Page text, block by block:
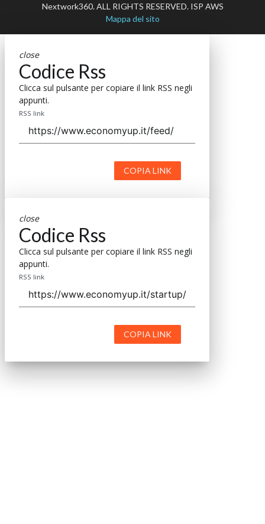
Nextwork360. ALL RIGHTS RESERVED. ISP AWS
Mappa del sito
close
Codice Rss
Clicca sul pulsante per copiare il link RSS negli
appunti.
RSS link
COPIA LINK
close
Codice Rss
Clicca sul pulsante per copiare il link RSS negli
appunti.
RSS link
COPIA LINK